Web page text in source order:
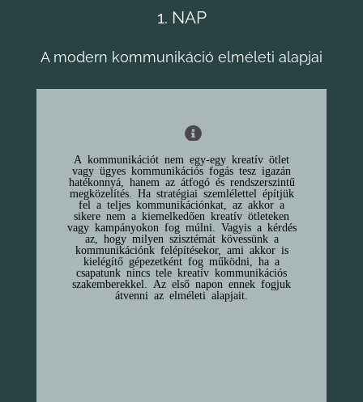
1. NAP
A modern kommunikáció elméleti alapjai
A kommunikációt nem egy-egy kreatív ötlet
vagy ügyes kommunikációs fogás tesz igazán
hatékonnyá, hanem az átfogó és rendszerszintű
megközelítés. Ha stratégiai szemlélettel építjük
fel a teljes kommunikációnkat, az akkor a
sikere nem a kiemelkedően kreatív ötleteken
vagy kampányokon fog múlni. Vagyis a kérdés
az, hogy milyen szisztémát kövessünk a
kommunikációnk felépítésekor, ami akkor is
kielégítő gépezetként fog működni, ha a
csapatunk nincs tele kreatív kommunikációs
szakemberekkel. Az első napon ennek fogjuk
átvenni az elméleti alapjait.